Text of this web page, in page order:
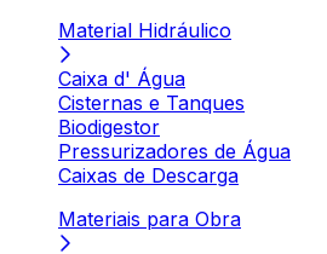
Material Hidráulico
Caixa d' Água
Cisternas e Tanques
Biodigestor
Pressurizadores de Água
Caixas de Descarga
Materiais para Obra